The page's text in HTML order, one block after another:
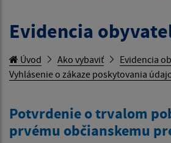
Evidencia
Úvod Ako vybaviť
Evidencia
Vyhlásenie o zákaze poskytovania
Potvrdenie o trvalom
prvému občianskemu